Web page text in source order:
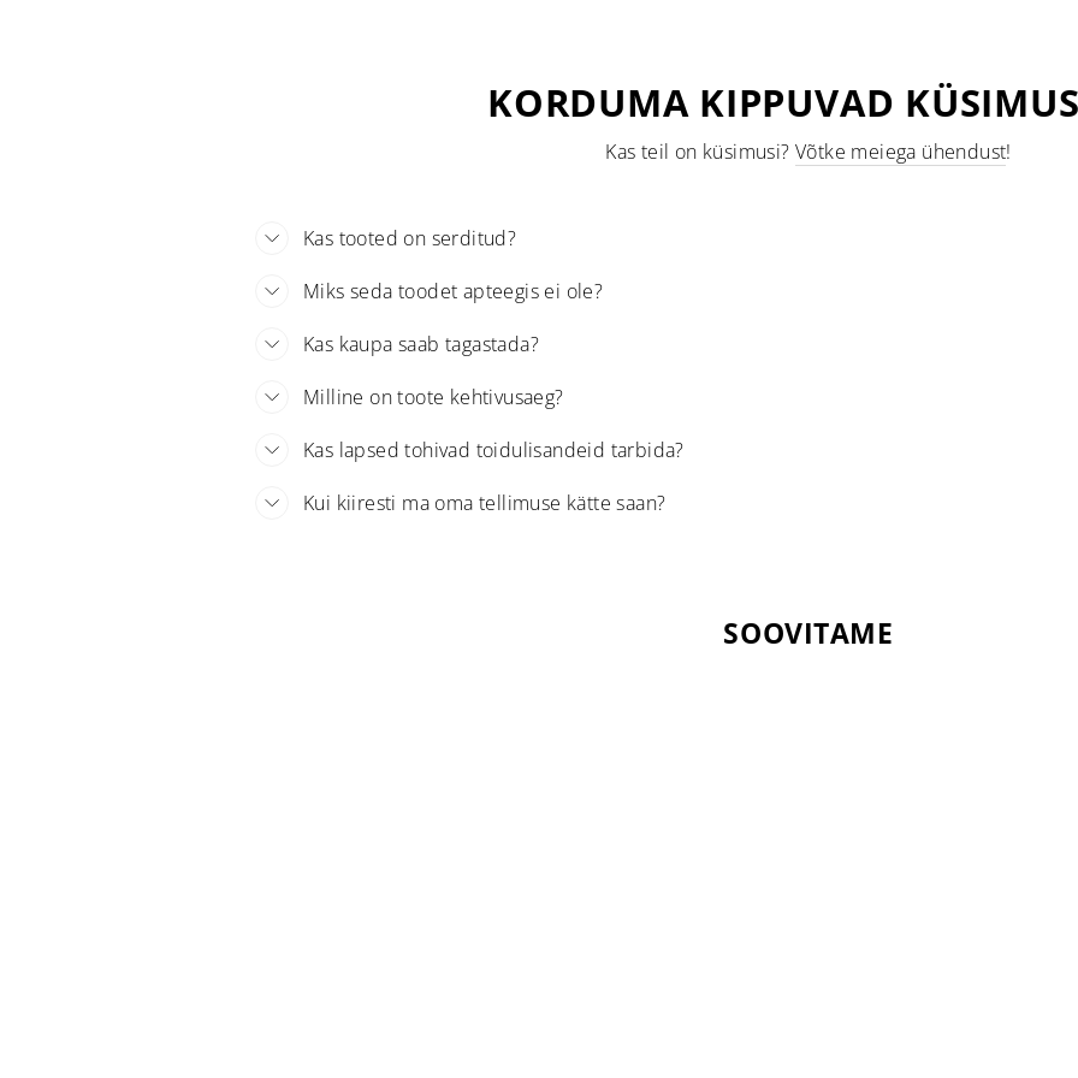
KORDUMA KIPPUVAD
Kas teil on küsimusi? Võtke meiega ühendust!
Kas tooted on serditud?
Miks seda toodet apteegis ei ole?
Kas kaupa saab tagastada?
Milline on toote kehtivusaeg?
Kas lapsed tohivad toidulisandeid tarbida?
Kui kiiresti ma oma tellimuse kätte saan?
SOOVITAME